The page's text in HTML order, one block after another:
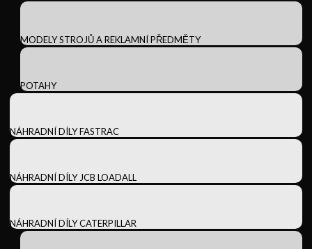
MODELY STROJŮ A REKLAMNÍ PŘEDMĚTY
POTAHY
NÁHRADNÍ DÍLY FASTRAC
NÁHRADNÍ DÍLY JCB LOADALL
NÁHRADNÍ DÍLY CATERPILLAR